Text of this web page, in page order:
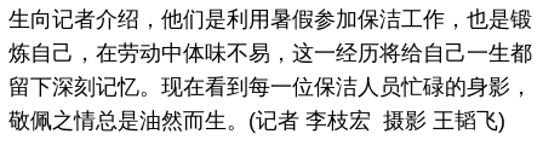
生向记者介绍，他们是利用暑假参加保洁工作，也是锻
炼自己，在劳动中体味不易，这一经历将给自己一生都
留下深刻记忆。现在看到每一位保洁人员忙碌的身影，
敬佩之情总是油然而生。(记者 李枝宏 摄影 王韬飞)